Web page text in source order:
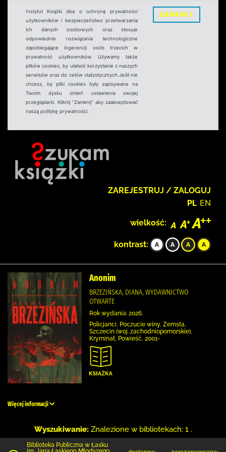
Instytut Książki dba o ochronę prywatności
użytkowników i bezpieczeństwo przetwarzania
ich danych osobowych oraz stosuje
odpowiednie rozwiązania technologiczne
zapobiegające ingerencji osób trzecich w
prywatność użytkowników. Używamy także
plików cookies, by ułatwić korzystanie z naszych
serwisów oraz do celów statystycznych.Jeśli nie
chcesz, by pliki cookies były zapisywane na
Twoim dysku zmień ustawienia swojej
przeglądarki. Kliknij "Zamknij" aby zaakceptować
naszą politykę prywatności.
ZAMKNIJ
ZAREJESTRUJ / ZALOGUJ
PL EN
wielkość:
kontrast:
Anonim
BRZEZIŃSKA, DIANA, WYDAWNICTWO
OTWARTE
Rok wydania: 2026.
Policjanci, Poczucie winy, Zemsta,
Szczecin (woj. zachodniopomorskie),
Kryminał, Powieść, 2001-
Więcej informacji
Wyszukiwanie: Znalezione w bibliotekach: 1 .
Biblioteka Publiczna w Łasku